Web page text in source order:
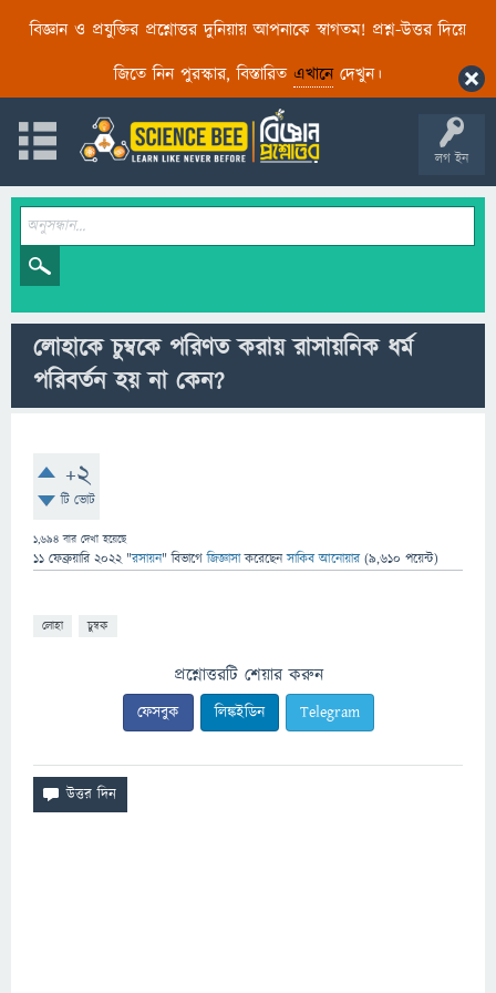
বিজ্ঞান ও প্রযুক্তির প্রশ্নোত্তর দুনিয়ায় আপনাকে স্বাগতম! প্রশ্ন-উত্তর দিয়ে
জিতে নিন পুরস্কার, বিস্তারিত এখানেদেখুন।
লগ ইন
লোহাকে চুম্বকে পরিণত করায় রাসায়নিক ধর্ম
পরিবর্তন হয় না কেন?
+2
টি ভোট
1,694 বার দেখা হয়েছে
11 ফেব্রুয়ারি 2022 "রসায়ন" বিভাগে জিজ্ঞাসাকরেছেনসাকিব আনোয়ার (9,610 পয়েন্ট)
লোহা চুম্বক
প্রশ্নোত্তরটি শেয়ার করুন
ফেসবুক লিঙ্কইডিন Telegram